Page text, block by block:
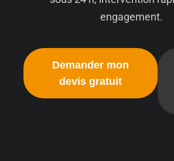
engagement.
Demander mon
devis gratuit